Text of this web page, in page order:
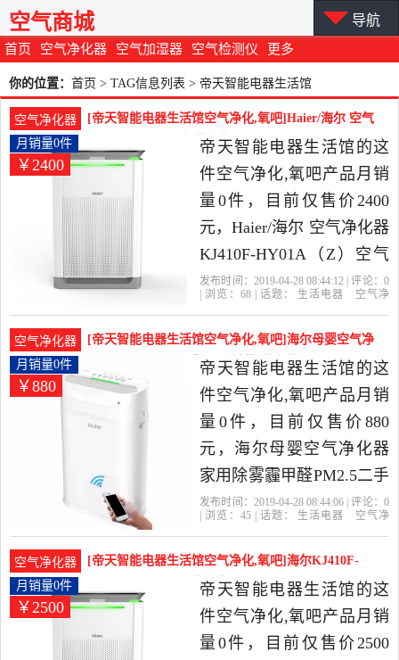
首页 空气净化器 空气加湿器 空气检测仪 更多
空气商城 导航
你的位置： 首页 > TAG信息列表 > 帝天智能电器生活馆
空气净化器
[帝天智能电器生活馆空气净化,氧吧]Haier/海尔 空气
净化器 KJ4月销量0件仅售2400元
￥2400
月销量0件
帝天智能电器生活馆的这
件空气净化,氧吧产品月销
量0件，目前仅售价2400
元，Haier/海尔 空气净化器
KJ410F-HY01A（Z）空气
净化器是2019年帝天智能
当中性价比很高的空气净
化,氧吧，由山东 青岛发
货。
发布时间：2019-04-28 08:44:12 | 评论： 0
| 浏览： 68| 话题： 生活电器
空气净
空气净化器
[帝天智能电器生活馆空气净化,氧吧]海尔母婴空气净
化器家用除雾霾甲醛PM月销量0件仅售880元
￥880
月销量0件
帝天智能电器生活馆的这
件空气净化,氧吧产品月销
量0件，目前仅售价880
元，海尔母婴空气净化器
家用除雾霾甲醛PM2.5二手
烟尘 KJ225F-HY01(Z)是
馆精选生活电器当中性价
比很高的空气净化,氧吧，
由山东 青岛发货。
发布时间：2019-04-28 08:44:06 | 评论： 0
| 浏览： 45| 话题： 生活电器
空气净
空气净化器
[帝天智能电器生活馆空气净化,氧吧]海尔KJ410F-
HY01A(B) 月销量0件仅售2500元
￥2500
月销量0件
帝天智能电器生活馆的这
件空气净化,氧吧产品月销
量0件，目前仅售价2500